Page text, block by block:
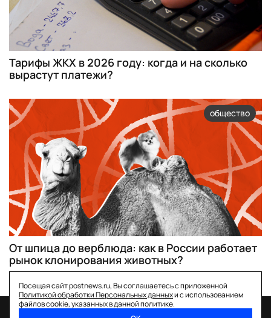
Тарифы ЖКХ в 2026 году: когда и на сколько
вырастут платежи?
общество
От шпица до верблюда: как в России работает
рынок клонирования животных?
Посещая сайт postnews.ru, Вы соглашаетесь с приложенной
Политикой обработки Персональных данныхи с использованием
файлов cookie, указанных в данной политике.